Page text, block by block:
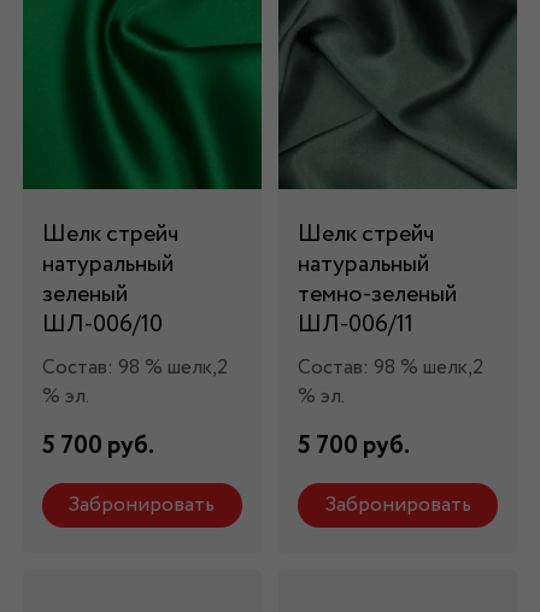
Шелк стрейч
натуральный
зеленый
ШЛ-006/10
Состав: 98 % шелк,2
% эл.
5 700 руб.
Забронировать
Шелк стрейч
натуральный
темно-зеленый
ШЛ-006/11
Состав: 98 % шелк,2
% эл.
5 700 руб.
Забронировать